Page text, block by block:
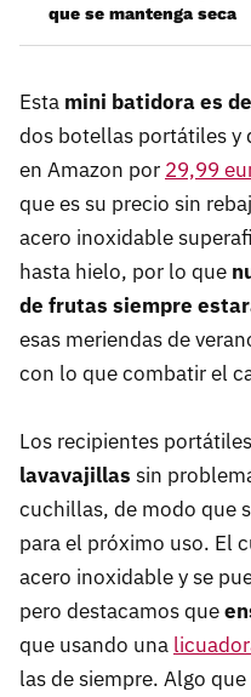
que se mantenga seca
Esta mini batidora es
dos botellas portátiles y
en Amazon por 29,99
que es su precio sin
acero inoxidable
hasta hielo, por lo que
de frutas siempre
esas meriendas de
con lo que combatir el
Los recipientes portátiles
lavavajillas sin
cuchillas, de modo que
para el próximo uso. El
acero inoxidable y se
pero destacamos que
que usando una
las de siempre. Algo